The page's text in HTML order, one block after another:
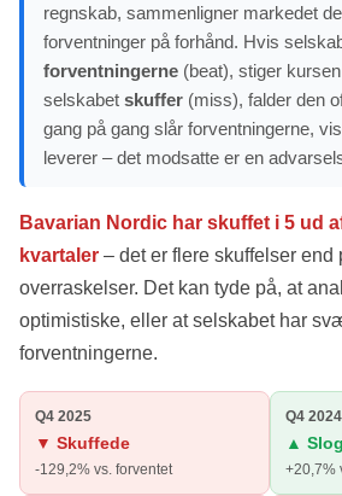
regnskab, sammenligner markedet
forventninger på forhånd. Hvis
forventningerne (beat), stiger
selskabet skuffer (miss), falder den
gang på gang slår forventningerne,
leverer – det modsatte er en
Bavarian Nordic har skuffet i 5 ud
kvartaler – det er flere skuffelser end
overraskelser. Det kan tyde på, at
optimistiske, eller at selskabet har
forventningerne.
Q4 2025
▼ Skuffede
-129,2% vs. forventet
Q4 2024
▲
+20,7%